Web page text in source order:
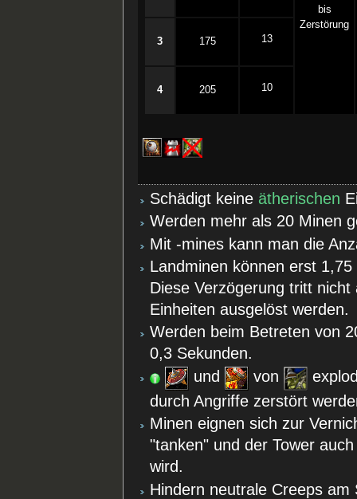
bis
Zerstörung
3 175 13
4 205 10
Schädigt keine ätherischen
Werden mehr als 20 Minen
Mit -mines kann man die
Landminen können erst
Diese Verzögerung tritt
Einheiten ausgelöst werden.
Werden beim Betreten von
0,3 Sekunden.
und
von
durch Angriffe zerstört
Minen eignen sich zur
"tanken" und der Tower
wird.
Hindern neutrale Creeps am